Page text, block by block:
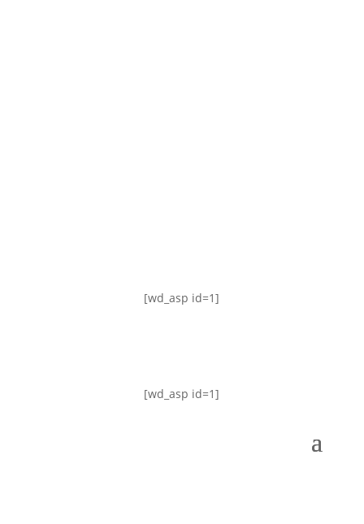
[wd_asp id=1]
[wd_asp id=1]